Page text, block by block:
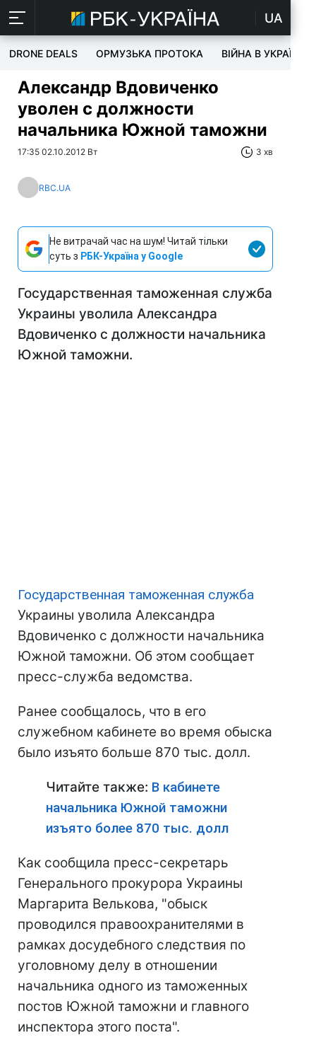
UA
DRONE DEALS ОРМУЗЬКА ПРОТОКА ВІЙНА В УКРАЇНІ
Александр Вдовиченко
уволен с должности
начальника Южной таможни
17:35 02.10.2012 Вт 3 хв
RBC.UA
Не витрачай час на шум! Читай тільки
суть з РБК-Україна у Google
Государственная таможенная служба
Украины уволила Александра
Вдовиченко с должности начальника
Южной таможни.
Государственная таможенная служба
Украины уволила Александра
Вдовиченко с должности начальника
Южной таможни. Об этом сообщает
пресс-служба ведомства.
Ранее сообщалось, что в его
служебном кабинете во время обыска
было изъято больше 870 тыс. долл.
Читайте также: В кабинете
начальника Южной таможни
изъято более 870 тыс. долл
Как сообщила пресс-секретарь
Генерального прокурора Украины
Маргарита Велькова, "обыск
проводился правоохранителями в
рамках досудебного следствия по
уголовному делу в отношении
начальника одного из таможенных
постов Южной таможни и главного
инспектора этого поста".